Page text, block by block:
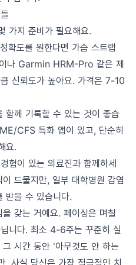
가지 준비가 필요해요.
확도를 원한다면 가슴 스트랩
나 Garmin HRM-Pro 같은 제
신뢰도가 높아요. 가격은 7-10
함께 기록할 수 있는 것이 좋습
CFS 특화 앱이 있고, 단순히
요.
험이 있는 의료진과 함께하세
드물지만, 일부 대학병원 감염
받을 수 있습니다.
갖는 거예요. 페이싱은 며칠
니다. 최소 4-6주는 꾸준히 실
시간 동안 '아무것도 안 하는
, 사실 당신은 가장 적극적인 치